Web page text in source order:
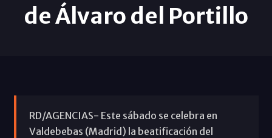
de Álvaro del Portillo
RD/AGENCIAS- Este sábado se celebra en
Valdebebas (Madrid) la beatificación del